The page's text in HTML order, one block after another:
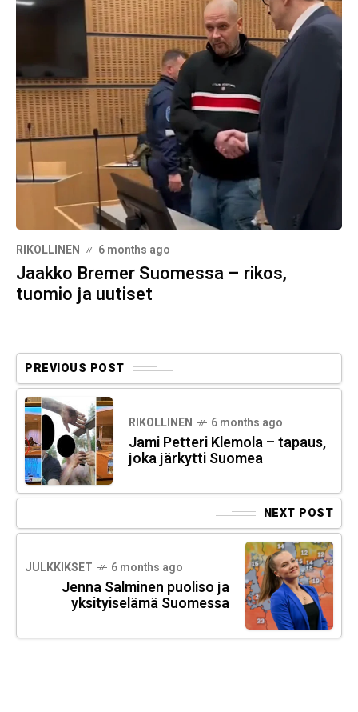
RIKOLLINEN 6 months ago
Jaakko Bremer Suomessa – rikos,
tuomio ja uutiset
PREVIOUS POST
RIKOLLINEN 6 months ago
Jami Petteri Klemola – tapaus,
joka järkytti Suomea
NEXT POST
JULKKIKSET 6 months ago
Jenna Salminen puoliso ja
yksityiselämä Suomessa